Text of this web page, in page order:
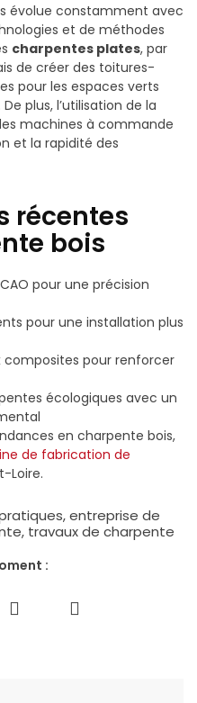
évolue constamment avec
et de méthodes
charpentes plates, par
de créer des toitures-
pour les espaces verts
plus, l’utilisation de la
machines à commande
et la rapidité des
récentes
bois
pour une précision
pour une installation plus
pour renforcer
écologiques avec un
en charpente bois,
de fabrication de
Loire.
,entreprise de
, travaux de charpente
: